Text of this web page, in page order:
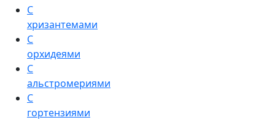
С
хризантемами
С
орхидеями
С
альстромериями
С
гортензиями